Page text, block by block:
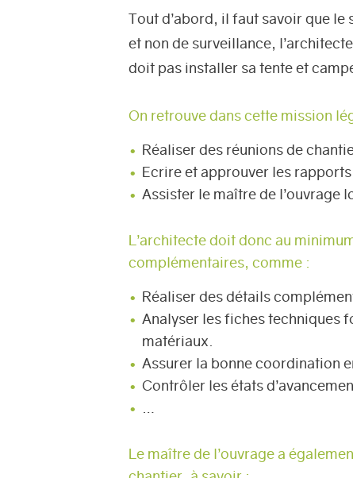
Tout d’abord, il faut savoir que
et non de surveillance,
doit pas installer sa tente et
On retrouve dans cette mission
Réaliser des réunions de
Ecrire et approuver les
Assister le maître de l’ouvrage
L’architecte doit donc au
complémentaires, comme :
Réaliser des détails
Analyser les fiches techniques
matériaux.
Assurer la bonne coordination
Contrôler les états
…
Le maître de l’ouvrage a